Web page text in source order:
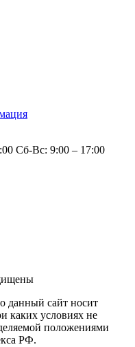
Сб-Вс: 9:00 – 17:00
данный сайт носит
каких условиях не
положениями
РФ.